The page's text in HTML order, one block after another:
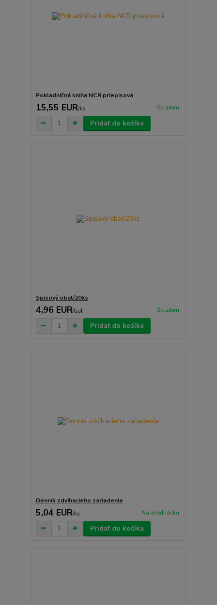
Pokladničná kniha NCR priepisová
15,55 EUR/ks Skladom
Pridať do košíka
Spisový obal/20ks
4,96 EUR/bal Skladom
Pridať do košíka
Denník zdvíhacieho zariadenia
5,04 EUR/ks Na objednávku
Pridať do košíka